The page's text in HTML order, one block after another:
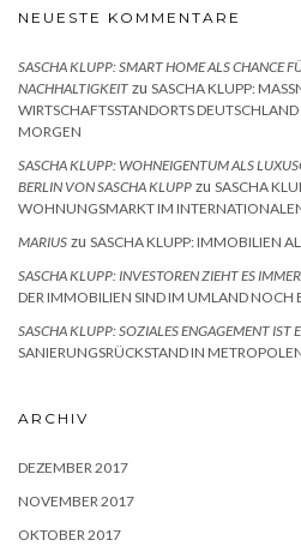
NEUESTE KOMMENTARE
SASCHA KLUPP: SMART HOME ALS CHANCE
NACHHALTIGKEIT zu SASCHA KLUPP:
IRTSCHAFTSSTANDORTS DEUTSCHLAND
ORGEN
SASCHA KLUPP: WOHNEIGENTUM ALS
BERLIN VON SASCHA KLUPP zu SASCHA
WOHNUNGSMARKT IM
MARIUS zu SASCHA KLUPP: IMMOBILIEN
SASCHA KLUPP: INVESTOREN ZIEHT ES
DER IMMOBILIEN SIND IM UMLAND NOCH
SASCHA KLUPP: SOZIALES ENGAGEMENT IST
SANIERUNGSRÜCKSTAND IN
ARCHIV
DEZEMBER 2017
NOVEMBER 2017
OKTOBER 2017